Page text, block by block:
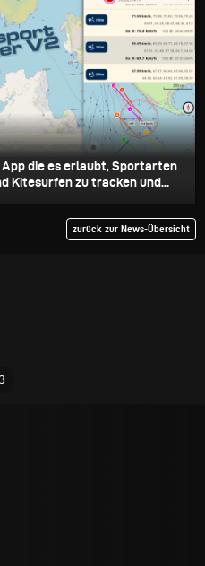
die es erlaubt, Sportarten
Kitesurfen zu tracken und...
zurück zur News-Übersicht